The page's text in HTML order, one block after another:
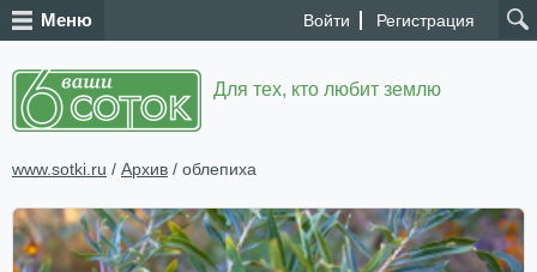
Войти Регистрация
Меню
Для тех, кто любит землю
www.sotki.ru / Архив / облепиха